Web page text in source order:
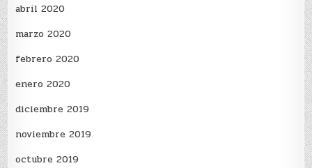
abril 2020
marzo 2020
febrero 2020
enero 2020
diciembre 2019
noviembre 2019
octubre 2019